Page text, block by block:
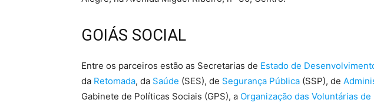
GOIÁS SOCIAL
Entre os parceiros estão as Secretarias de Estado de
da Retomada, da Saúde (SES), de Segurança Pública (SSP), de
Gabinete de Políticas Sociais (GPS), a Organização das Voluntárias de